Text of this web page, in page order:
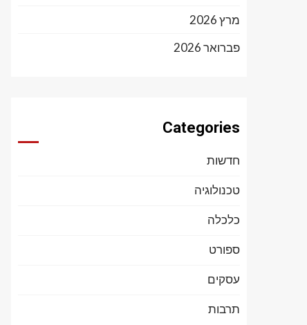
מרץ 2026
פברואר 2026
Categories
חדשות
טכנולוגיה
כלכלה
ספורט
עסקים
תרבות